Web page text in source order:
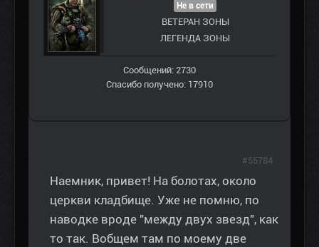
Не в сети
ВЕТЕРАН ЗOНЫ
ЛЕГЕНДА ЗОНЫ
Сообщений: 2730
Спасибо получено: 17910
Наемник, привет! На болотах, около
церкви кладбище. Уже не помню, по
наводке вроде "между двух звезд", как
то так. Вобщем там по моему две
#55784